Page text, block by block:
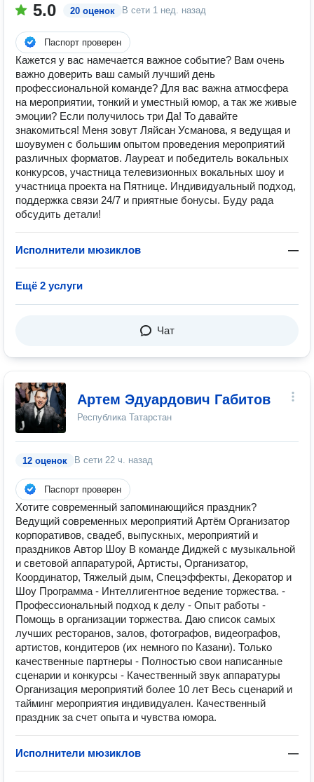
5.0 20 оценок В сети 1 нед. назад
Паспорт проверен
Кажется у вас намечается важное событие? Вам очень
важно доверить ваш самый лучший день
профессиональной команде? Для вас важна атмосфера
на мероприятии, тонкий и уместный юмор, а так же живые
эмоции? Если получилось три Да! То давайте
знакомиться! Меня зовут Ляйсан Усманова, я ведущая и
шоувумен с большим опытом проведения мероприятий
различных форматов. Лауреат и победитель вокальных
конкурсов, участница телевизионных вокальных шоу и
участница проекта на Пятнице. Индивидуальный подход,
поддержка связи 24/7 и приятные бонусы. Буду рада
обсудить детали!
Исполнители мюзиклов —
Ещё 2 услуги
Чат
Артем Эдуардович Габитов
Республика Татарстан
12 оценок В сети 22 ч. назад
Паспорт проверен
Хотите современный запоминающийся праздник?
Ведущий современных мероприятий Артём Организатор
корпоративов, свадеб, выпускных, мероприятий и
праздников Автор Шоу В команде Диджей с музыкальной
и световой аппаратурой, Артисты, Организатор,
Координатор, Тяжелый дым, Спецэффекты, Декоратор и
Шоу Программа - Интеллигентное ведение торжества. -
Профессиональный подход к делу - Опыт работы -
Помощь в организации торжества. Даю список самых
лучших ресторанов, залов, фотографов, видеографов,
артистов, кондитеров (их немного по Казани). Только
качественные партнеры - Полностью свои написанные
сценарии и конкурсы - Качественный звук аппаратуры
Организация мероприятий более 10 лет Весь сценарий и
тайминг мероприятия индивидуален. Качественный
праздник за счет опыта и чувства юмора.
Исполнители мюзиклов —